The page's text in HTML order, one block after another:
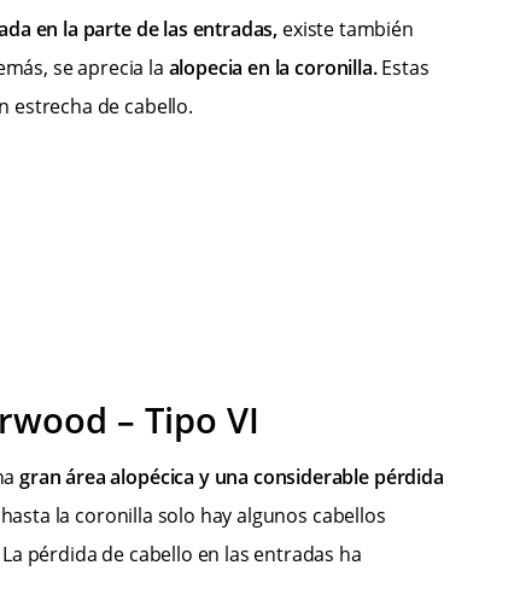
en la parte de las entradas, existe también
se aprecia la alopecia en la coronilla.Estas
estrecha de cabello.
– Tipo VI
gran área alopécica y una considerable pérdida
la coronilla solo hay algunos cabellos
pérdida de cabello en las entradas ha